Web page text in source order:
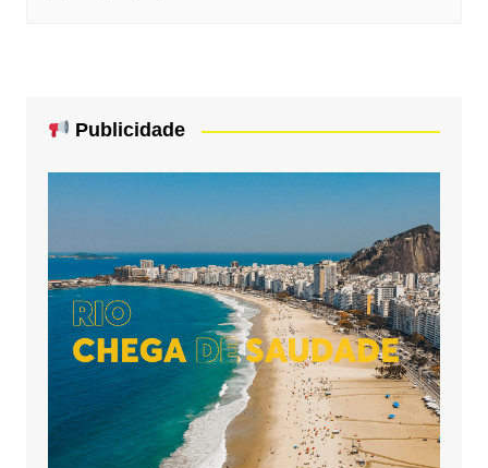
Publicidade